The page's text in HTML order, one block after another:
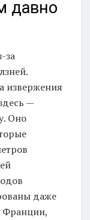
давно
за
извержения
—
Оно
даже
Франции,